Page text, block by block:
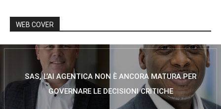
WEB COVER
SAS, L’AI AGENTICA NON È ANCORA MATURA PER
GOVERNARE LE DECISIONI CRITICHE